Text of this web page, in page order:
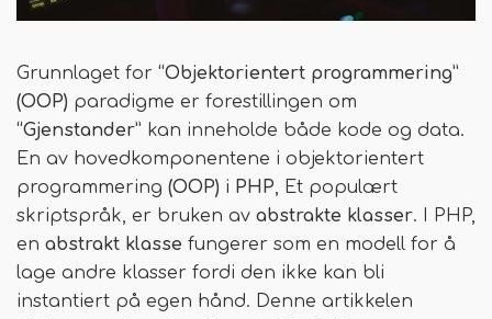
Grunnlaget for “Objektorientert programmering”
(OOP) paradigme er forestillingen om
“Gjenstander” kan inneholde både kode og data.
En av hovedkomponentene i objektorientert
programmering (OOP) i PHP, Et populært
skriptspråk, er bruken av abstrakte klasser. I PHP,
en abstrakt klasse fungerer som en modell for å
lage andre klasser fordi den ikke kan bli
instantiert på egen hånd. Denne artikkelen